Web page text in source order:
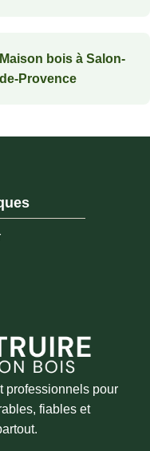
Maison bois à Salon-
de-Provence
professionnels pour
fiables et